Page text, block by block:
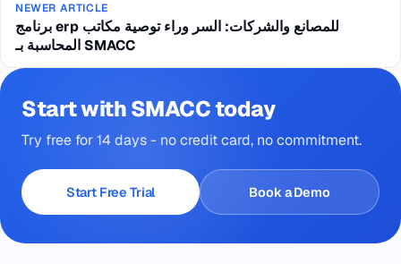
NEWER ARTICLE
برنامج erp للمصانع والشركات: السر وراء توصية مكاتب
المحاسبة بـ SMACC
Start with SMACC today
Try free for 14 days - no credit card, no commitment.
Start Free Trial Book a Demo